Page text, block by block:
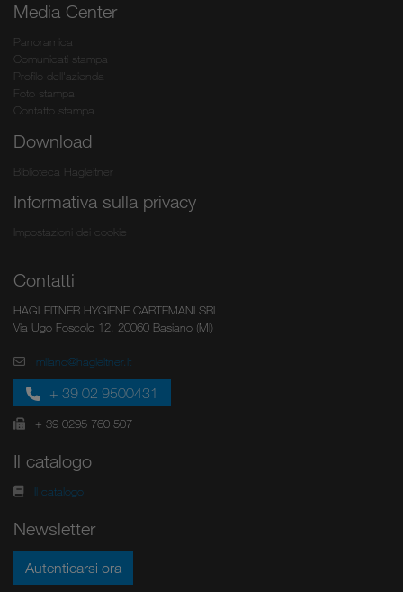
Media Center
Panoramica
Comunicati stampa
Profilo dell'azienda
Foto stampa
Contatto stampa
Download
Biblioteca Hagleitner
Informativa sulla privacy
Impostazioni dei cookie
Contatti
HAGLEITNER HYGIENE CARTEMANI SRL
Via Ugo Foscolo 12, 20060 Basiano (MI)
milano@hagleitner.it
+ 39 02 9500431
+ 39 0295 760 507
Il catalogo
Il catalogo
Newsletter
Autenticarsi ora